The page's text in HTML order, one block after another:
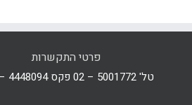
פרטי התקשרות
טל' 5001772 – 02 פקס 4448094 – 077